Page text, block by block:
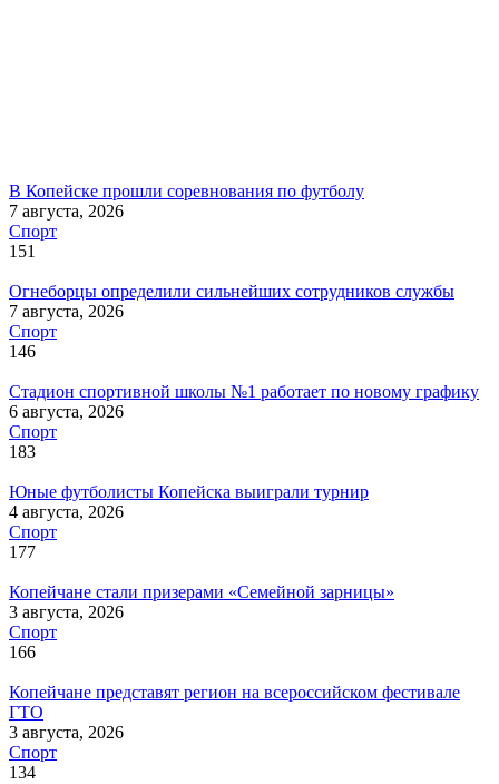
В Копейске прошли соревнования по футболу
7 августа, 2026
Спорт
151
Огнеборцы определили сильнейших сотрудников службы
7 августа, 2026
Спорт
146
Стадион спортивной школы №1 работает по новому графику
6 августа, 2026
Спорт
183
Юные футболисты Копейска выиграли турнир
4 августа, 2026
Спорт
177
Копейчане стали призерами «Семейной зарницы»
3 августа, 2026
Спорт
166
Копейчане представят регион на всероссийском фестивале
ГТО
3 августа, 2026
Спорт
134